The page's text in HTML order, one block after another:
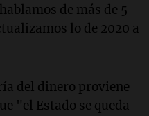
de más de 5
lo de 2020 a
del dinero proviene
"el Estado se queda